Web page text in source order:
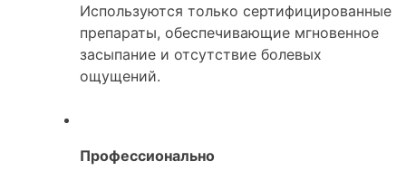
Используются только сертифицированные
препараты, обеспечивающие мгновенное
засыпание и отсутствие болевых
ощущений.
Профессионально